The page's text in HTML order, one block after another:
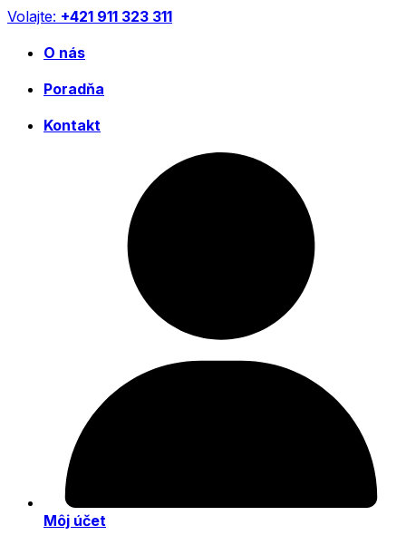
Preskočiť
obsah
Volajte: +421 911 323 311
O nás
Poradňa
Kontakt
Môj účet